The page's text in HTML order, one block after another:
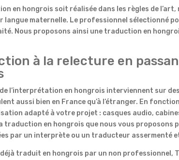
en hongrois soit réalisée dans les règles de
langue maternelle. Le professionnel sélectionné
Nous proposons ainsi une traduction en
à la relecture en
l’interprétation en hongrois interviennent sur
aussi bien en France qu’à l’étranger. En
adapté à votre projet : casques audio,
traduction en hongrois que nous vous proposons
par un interprète ou un traducteur assermenté
traduit en hongrois par un non professionnel,